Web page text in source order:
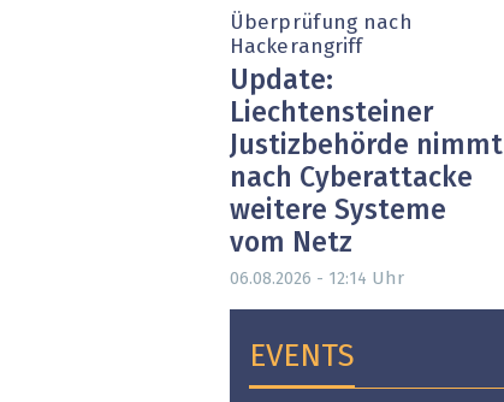
Überprüfung nach
Hackerangriff
Update:
Liechtensteiner
Justizbehörde nimmt
nach Cyberattacke
weitere Systeme
vom Netz
06.08.2026 - 12:14 Uhr
EVENTS